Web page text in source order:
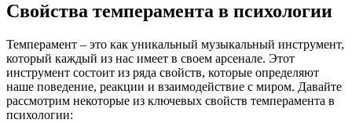
Свойства темперамента в психологии
Темперамент – это как уникальный музыкальный инструмент,
который каждый из нас имеет в своем арсенале. Этот
инструмент состоит из ряда свойств, которые определяют
наше поведение, реакции и взаимодействие с миром. Давайте
рассмотрим некоторые из ключевых свойств темперамента в
психологии: